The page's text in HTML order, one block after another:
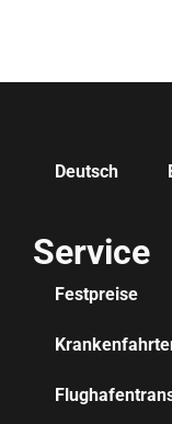
Deutsch
Service
Festpreise